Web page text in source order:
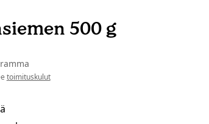
500 g
toimituskulut